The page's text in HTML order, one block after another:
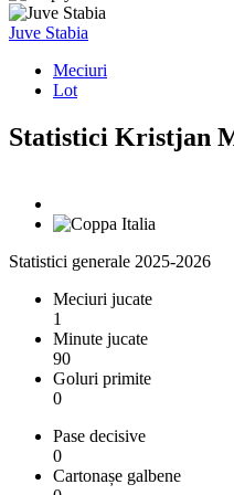
Juve Stabia
Meciuri
Lot
Statistici Kristjan
Statistici generale 2025-2026
Meciuri jucate
1
Minute jucate
90
Goluri primite
0
Pase decisive
0
Cartonașe galbene